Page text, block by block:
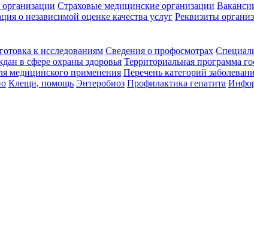
Страховые медицинские организации
о независимой оценке качества услуг Реквизиты
к исследованиям Сведения о профосмотрах
в сфере охраны здоровья Территориальная программа
медицинского применения Перечень категорий
Клещи, помощь Энтеробиоз Профилактика гепатита